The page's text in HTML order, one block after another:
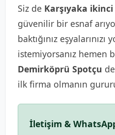
Siz de Karşıyaka ikinci
güvenilir bir esnaf
baktığınız
istemiyorsanız hemen
Demirköprü Spotçu
ilk firma olmanın
İletişim &